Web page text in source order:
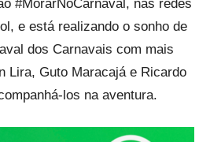
#MorarNoCarnaval, nas redes
e está realizando o sonho de
dos Carnavais com mais
Lira, Guto Maracajá e Ricardo
los na aventura.